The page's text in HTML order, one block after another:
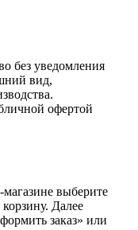
без уведомления
вид,
офертой
выберите
Далее
заказ» или